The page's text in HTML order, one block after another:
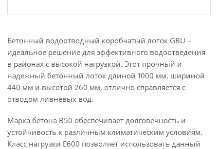
Бетонный водоотводный коробчатый лоток GBU –
идеальное решение для эффективного водоотведения
в районах с высокой нагрузкой. Этот прочный и
надежный бетонный лоток длиной 1000 мм, шириной
440 мм и высотой 260 мм, отлично справляется с
отводом ливневых вод.
Марка бетона B50 обеспечивает долговечность и
устойчивость к различным климатическим условиям.
Класс нагрузки E600 позволяет использовать данный